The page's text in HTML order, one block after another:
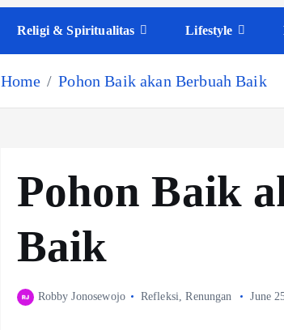
Religi & Spiritualitas Lifestyle
Home Pohon Baik akan Berbuah Baik
Pohon Baik
Baik
Robby Jonosewojo Refleksi,Renungan June